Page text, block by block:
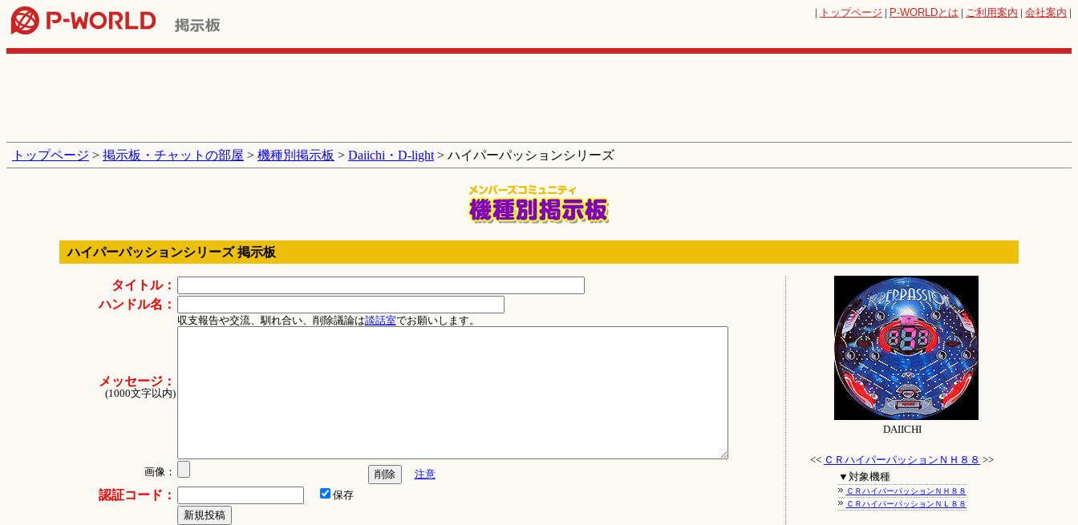
| トップページ | P-WORLDとは | ご利用案内 | 会社案内 |
トップページ > 掲示板・チャットの部屋 > 機種別掲示板 > Daiichi・D-light > ハイパーパッションシリーズ
ハイパーパッションシリーズ 掲示板
タイトル：
ハンドル名：
メッセージ：
(1000文字以内)
収支報告や交流、馴れ合い、削除議論は談話室でお願いします。
画像： 注意
認証コード： 保存
DAIICHI
<< ＣＲハイパーパッションＮＨ８８ >>
▼対象機種
ＣＲハイパーパッションＮＨ８８
ＣＲハイパーパッションＮＬ８８